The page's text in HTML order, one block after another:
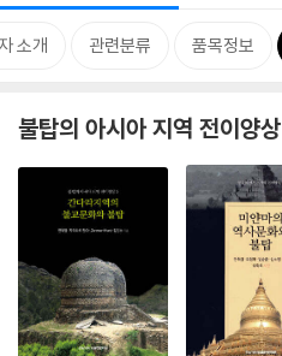
소개 관련분류 품목정보
불탑의 아시아 지역 전이양상